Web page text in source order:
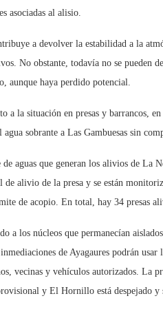
asociadas al alisio.
a devolver la estabilidad a la
No obstante, todavía no se pueden
aunque haya perdido potencial.
a la situación en presas y barrancos,
agua sobrante a Las Gambuesas sin
aguas que generan los alivios de La
de alivio de la presa y se están
de acopio. En total, hay 34 presas
a los núcleos que permanecían
de Ayagaures podrán
vecinas y vehículos autorizados. La
y El Hornillo está despejado